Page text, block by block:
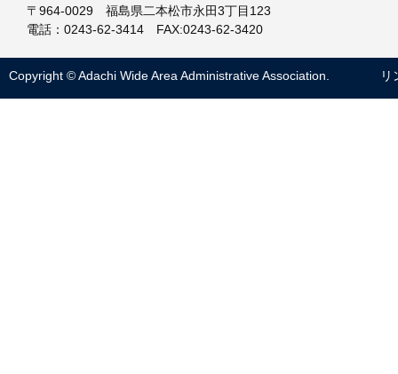
〒964-0029 福島県二本松市永田3丁目123
電話：0243-62-3414 FAX:0243-62-3420
Copyright © Adachi Wide Area Administrative Association. リ